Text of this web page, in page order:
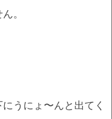
。
うにょ〜んと出てく